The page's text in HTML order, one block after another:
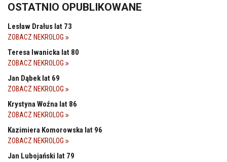
OSTATNIO OPUBLIKOWANE
Lesław Drałus lat 73
ZOBACZ NEKROLOG
Teresa Iwanicka lat 80
ZOBACZ NEKROLOG
Jan Dąbek lat 69
ZOBACZ NEKROLOG
Krystyna Woźna lat 86
ZOBACZ NEKROLOG
Kazimiera Komorowska lat 96
ZOBACZ NEKROLOG
Jan Lubojański lat 79